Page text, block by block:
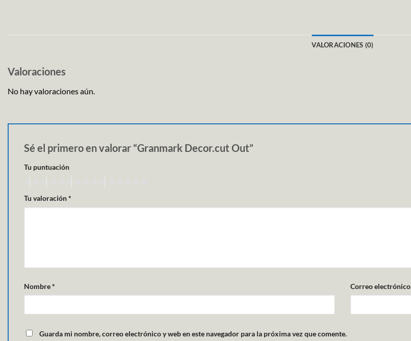
VALORACIONES (0)
Valoraciones
No hay valoraciones aún.
Sé el primero en valorar “Granmark Decor.cut Out”
Tu puntuación
Tu valoración*
Nombre* Correo electrónico
Guarda mi nombre, correo electrónico y web en este navegador para la próxima vez que comente.